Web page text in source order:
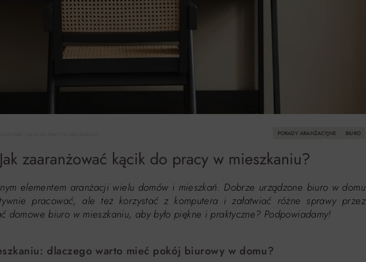
PORADY ARANŻACYJNE BIURO
zaaranżować kącik do pracy w mieszkaniu?
elementem aranżacji wielu domów i mieszkań. Dobrze urządzone biuro w domu
pracować, ale też korzystać z komputera i załatwiać różne sprawy przez
domowe biuro w mieszkaniu, aby było piękne i praktyczne? Podpowiadamy!
dlaczego warto mieć pokój biurowy w domu?